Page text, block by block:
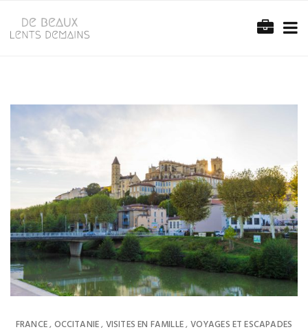
FRANCE, OCCITANIE, VISITES EN FAMILLE, VOYAGES ET ESCAPADES